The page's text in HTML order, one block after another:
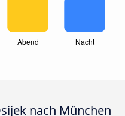
nach München